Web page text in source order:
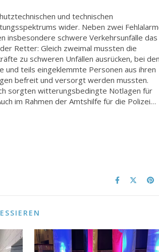
im Rahmen der Amtshilfe für die Polizei…